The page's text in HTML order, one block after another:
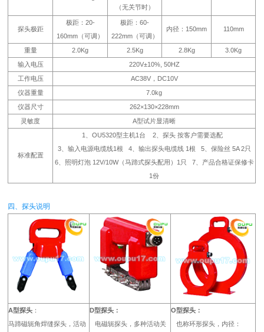
（无关节时）
探头极距
极距：20-
160mm（可调）
极距：60-
222mm（可调）
内径：150mm 110mm
重量 2.0Kg 2.5Kg 2.8Kg
3.0Kg
输入电压
220V±10%, 50HZ
工作电压
AC38V，DC10V
仪器重量
7.0kg
仪器尺寸
262×130×228mm
灵敏度
A型试片显清晰
标准配置
1、OU5320型主机1台 2、探头 按客户需要选配
3、输入电源电缆线1根 4、输出探头电缆线 1根 5、保险丝 5A 2只
6、照明灯泡 12V/10W（马蹄式探头配用）1只 7、产品合格证保修卡
1份
四、探头说明
A型探头 ：
马蹄磁轭角焊缝探头，活动
D型探头：
电磁轭探头，多种活动关
O型探头：
也称环形探头，内径：